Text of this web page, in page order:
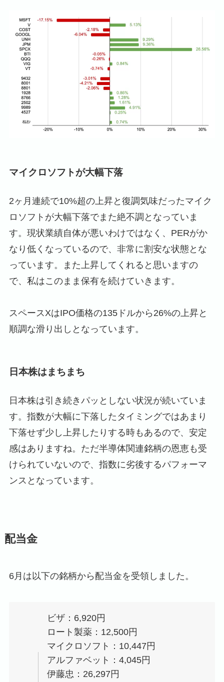
マイクロソフトが大幅下落
2ヶ月連続で10%超の上昇と復調気味だったマイク
ロソフトが大幅下落でまた絶不調となっていま
す。現状業績自体が悪いわけではなく、PERがか
なり低くなっているので、非常に割安な状態とな
っています。また上昇してくれると思いますの
で、私はこのまま保有を続けていきます。
スペースXはIPO価格の135ドルから26%の上昇と
順調な滑り出しとなっています。
日本株はまちまち
日本株は引き続きパッとしない状況が続いていま
す。指数が大幅に下落したタイミングではあまり
下落せず少し上昇したりする時もあるので、安定
感はありますね。ただ半導体関連銘柄の恩恵も受
けられていないので、指数に劣後するパフォーマ
ンスとなっています。
配当金
6月は以下の銘柄から配当金を受領しました。
ビザ：6,920円
ロート製薬：12,500円
マイクロソフト：10,447円
アルファベット：4,045円
伊藤忠：26,297円